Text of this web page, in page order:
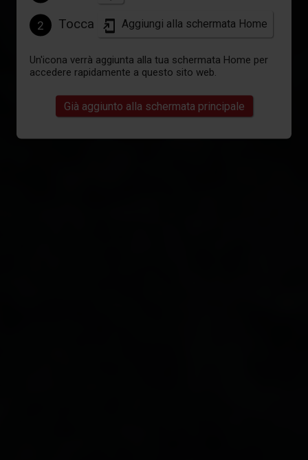
2 Tocca Aggiungi alla schermata Home
Un'icona verrà aggiunta alla tua schermata Home per
accedere rapidamente a questo sito web.
Già aggiunto alla schermata principale